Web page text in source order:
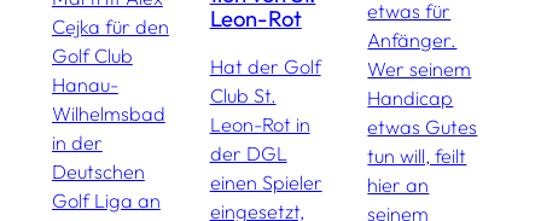
Cejka für den
Golf Club
Hanau-
Wilhelmsbad
in der
Deutschen
Golf Liga an
Leon-Rot
Hat der Golf
Club St.
Leon-Rot in
der DGL
einen Spieler
eingesetzt,
etwas für
Anfänger.
Wer seinem
Handicap
etwas Gutes
tun will, feilt
hier an
seinem